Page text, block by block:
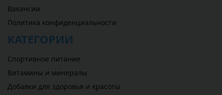
Вакансии
Политика конфиденциальности
КАТЕГОРИИ
Спортивное питание
Витамины и минералы
Добавки для здоровья и красоты